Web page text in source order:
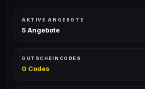
AKTIVE ANGEBOTE
5 Angebote
GUTSCHEINCODES
0 Codes